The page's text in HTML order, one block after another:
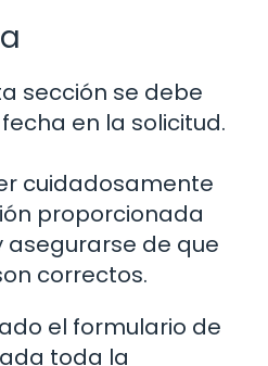
sección se debe
en la solicitud.
cuidadosamente
proporcionada
de que
correctos.
el formulario de
toda la